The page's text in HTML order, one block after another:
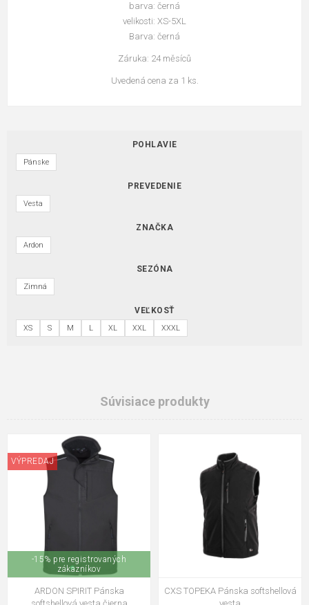
barva: černá
velikosti: XS-5XL
Barva: černá
Záruka: 24 měsíců
Uvedená cena za 1 ks.
POHLAVIE
Pánske
PREVEDENIE
Vesta
ZNAČKA
Ardon
SEZÓNA
Zimná
VEĽKOSŤ
XS S M L XL XXL XXXL
Súvisiace produkty
-15% pre registrovaných
zákazníkov
VÝPREDAJ
ARDON SPIRIT Pánska
CXS TOPEKA Pánska softshellová